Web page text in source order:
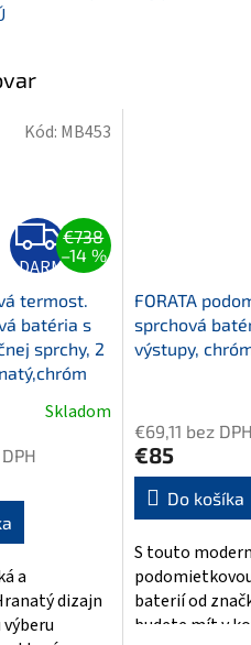
Z
A
D
A
M
O
ZADARMO
€738
–14 %
termost.
batéria s
sprchy, 2
Skladom
a
dizajn
Kód: MB453
FORATA
sprchová
výstupy,
€69,11 bez DPH
€85
Do košíka
S touto
baterií od
budete mít v